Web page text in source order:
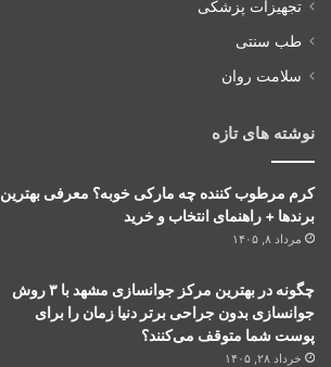
تجهیزات پزشکی
طب سنتی
سلامت روان
نوشته های تازه
کرم مرطوب کننده چه مارکی خوبه؟ معرفی بهترین
برندها + راهنمای انتخاب و خرید
مرداد ۸, ۱۴۰۵
چگونه در بهترین مرکز جوانسازی مشهد با ۳ روش
جوانسازی بدون جراحی برتر دنیا زمان را برای
پوست شما متوقف می‌کنند؟
خرداد ۲۸, ۱۴۰۵